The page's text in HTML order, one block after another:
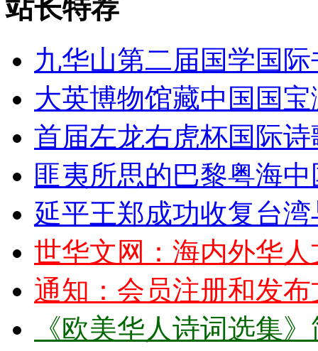
站长特荐
九华山第二届国学国
大英博物馆藏中国国
首届左龙右虎杯国际
匪夷所思的巴黎粤海
延平王郑成功收复台
世华文网：海内外华
通知：会员注册和发
《欧美华人诗词选集